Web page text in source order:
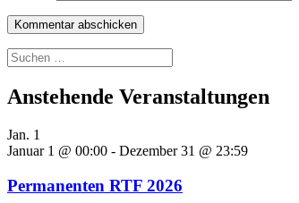
Suchen
nach:
Anstehende Veranstaltungen
Jan. 1
Januar 1 @ 00:00 - Dezember 31 @ 23:59
Permanenten RTF 2026